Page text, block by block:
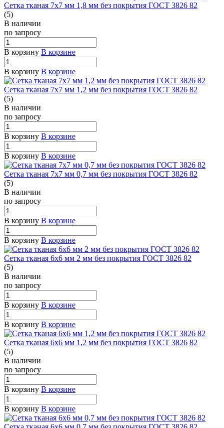
Сетка тканая 7х7 мм 1,8 мм без покрытия ГОСТ 3826 82
(5)
В наличии
по запросу
В корзину В корзине
В корзину В корзине
Сетка тканая 7х7 мм 1,2 мм без покрытия ГОСТ 3826 82
(5)
В наличии
по запросу
В корзину В корзине
В корзину В корзине
Сетка тканая 7х7 мм 0,7 мм без покрытия ГОСТ 3826 82
(5)
В наличии
по запросу
В корзину В корзине
В корзину В корзине
Сетка тканая 6х6 мм 2 мм без покрытия ГОСТ 3826 82
(5)
В наличии
по запросу
В корзину В корзине
В корзину В корзине
Сетка тканая 6х6 мм 1,2 мм без покрытия ГОСТ 3826 82
(5)
В наличии
по запросу
В корзину В корзине
В корзину В корзине